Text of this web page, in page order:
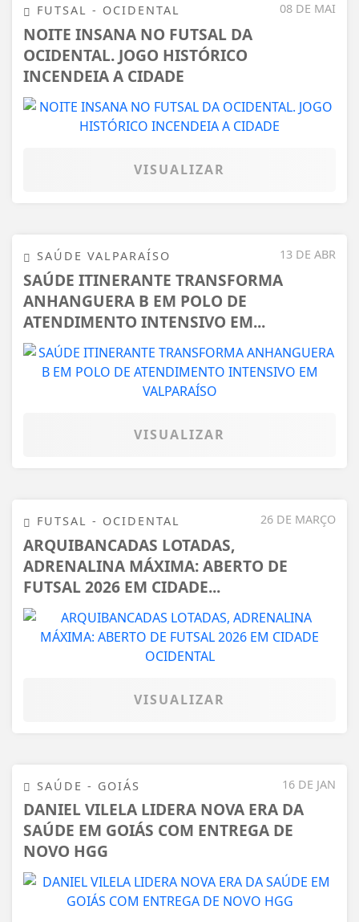
08 DE MAI
FUTSAL - OCIDENTAL
NOITE INSANA NO FUTSAL DA
OCIDENTAL. JOGO HISTÓRICO
INCENDEIA A CIDADE
VISUALIZAR
13 DE ABR
SAÚDE VALPARAÍSO
SAÚDE ITINERANTE TRANSFORMA
ANHANGUERA B EM POLO DE
ATENDIMENTO INTENSIVO EM...
VISUALIZAR
26 DE MARÇO
FUTSAL - OCIDENTAL
ARQUIBANCADAS LOTADAS,
ADRENALINA MÁXIMA: ABERTO DE
FUTSAL 2026 EM CIDADE...
VISUALIZAR
16 DE JAN
SAÚDE - GOIÁS
DANIEL VILELA LIDERA NOVA ERA DA
SAÚDE EM GOIÁS COM ENTREGA DE
NOVO HGG